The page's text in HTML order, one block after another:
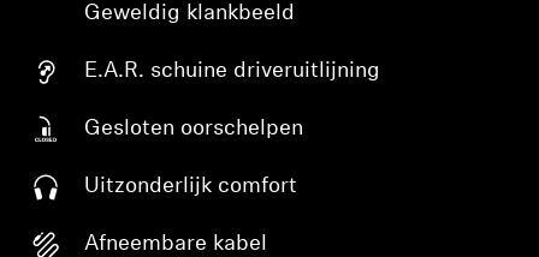
Geweldig klankbeeld
E.A.R. schuine driveruitlijning
Gesloten oorschelpen
Uitzonderlijk comfort
Afneembare kabel